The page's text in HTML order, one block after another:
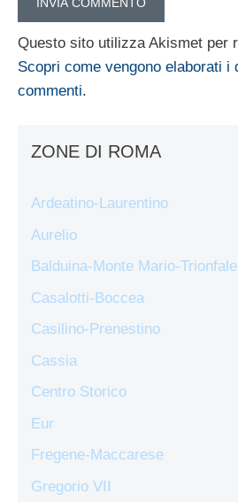
Questo sito utilizza Akismet per
Scopri come vengono elaborati i
commenti.
ZONE DI ROMA
Ardeatino-Laurentino
Aurelio
Balduina-Monte Mario-Trionfale
Casalotti-Boccea
Casilino-Prenestino
Cassia
Centro Storico
Eur
Fregene-Maccarese
Gregorio VII